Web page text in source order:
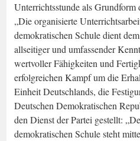
Unterrichtsstunde als Grundform
„Die organisierte
demokratischen Schule dient
allseitiger und umfassender
wertvoller Fähigkeiten und
erfolgreichen Kampf um die
Einheit Deutschlands, die
Deutschen Demokratischen
den Dienst der Partei gestellt:
demokratischen Schule steht